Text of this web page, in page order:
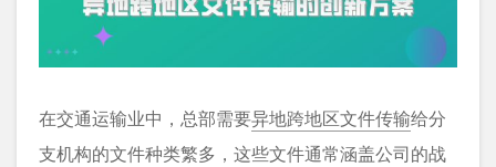
在交通运输业中，总部需要异地跨地区文件传输给分
支机构的文件种类繁多，这些文件通常涵盖公司的战